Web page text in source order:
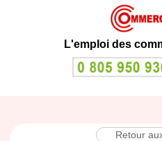
L'emploi des
Retour